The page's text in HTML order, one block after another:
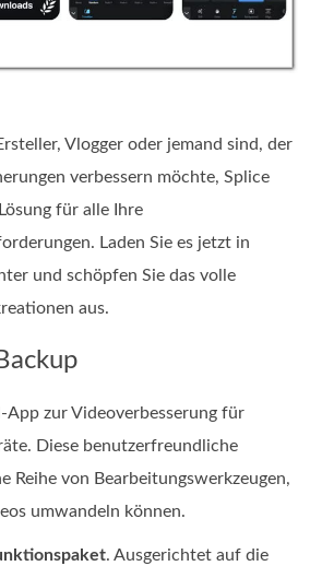
Vlogger oder jemand sind, der
verbessern möchte, Splice
für alle Ihre
Laden Sie es jetzt in
und schöpfen Sie das volle
aus.
App zur Videoverbesserung für
Diese benutzerfreundliche
Reihe von Bearbeitungswerkzeugen,
umwandeln können.
. Ausgerichtet auf die